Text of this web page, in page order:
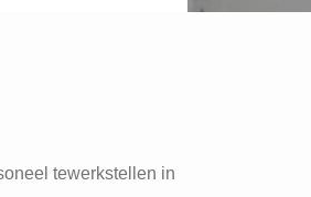
tewerkstellen in